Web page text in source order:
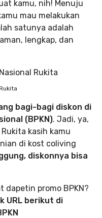
kamu, nih! Menuju
mau melakukan
satunya adalah
lengkap, dan
bagi-bagi diskon di
(BPKN). Jadi, ya,
kasih kamu
di kost coliving
diskonnya bisa
dapetin promo BPKN?
URL berikut di